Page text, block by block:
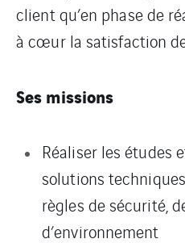
client qu’en phase de
à cœur la satisfaction
Ses missions
Réaliser les études
solutions
règles de sécurité,
d’environnement